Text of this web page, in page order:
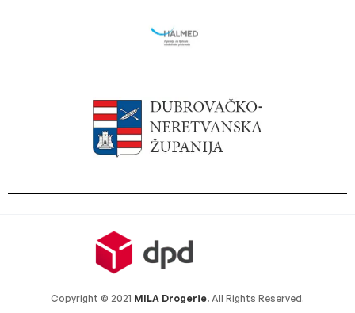
Copyright © 2021 MILA Drogerie. All Rights Reserved.